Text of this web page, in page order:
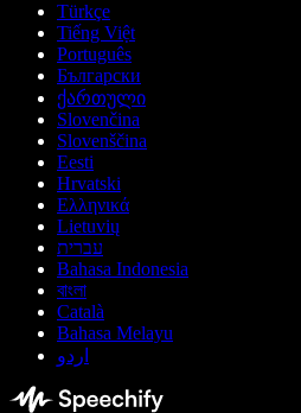
Türkçe
Tiếng Việt
Português
Български
ქართული
Slovenčina
Slovenščina
Eesti
Hrvatski
Ελληνικά
Lietuvių
עברית
Bahasa Indonesia
বাংলা
Català
Bahasa Melayu
اردو